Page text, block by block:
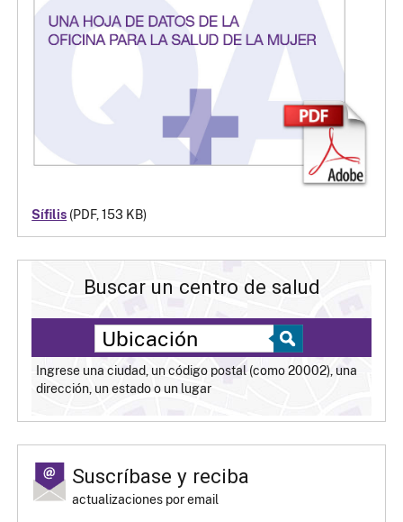
Sífilis (PDF, 153 KB)
Buscar un centro de salud
Ingrese una ciudad, un código postal (como 20002), una
dirección, un estado o un lugar
Suscríbase y reciba
actualizaciones por email